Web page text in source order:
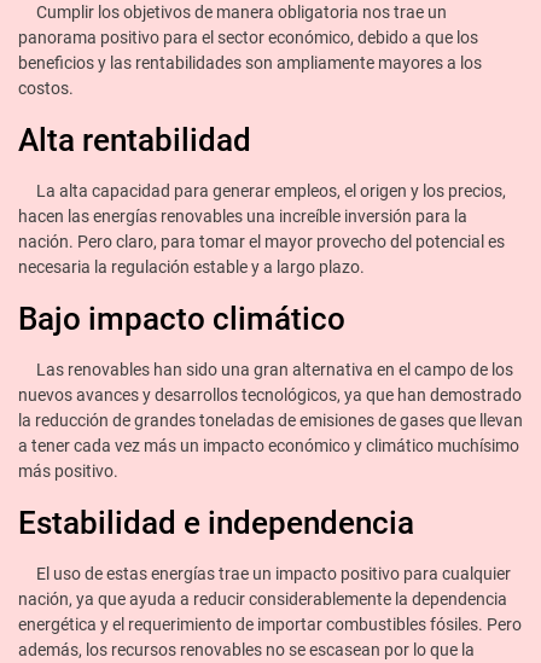
Cumplir los objetivos de manera obligatoria nos trae un
panorama positivo para el sector económico, debido a que los
beneficios y las rentabilidades son ampliamente mayores a los
costos.
Alta rentabilidad
La alta capacidad para generar empleos, el origen y los precios,
hacen las energías renovables una increíble inversión para la
nación. Pero claro, para tomar el mayor provecho del potencial es
necesaria la regulación estable y a largo plazo.
Bajo impacto climático
Las renovables han sido una gran alternativa en el campo de los
nuevos avances y desarrollos tecnológicos, ya que han demostrado
la reducción de grandes toneladas de emisiones de gases que llevan
a tener cada vez más un impacto económico y climático muchísimo
más positivo.
Estabilidad e independencia
El uso de estas energías trae un impacto positivo para cualquier
nación, ya que ayuda a reducir considerablemente la dependencia
energética y el requerimiento de importar combustibles fósiles. Pero
además, los recursos renovables no se escasean por lo que la